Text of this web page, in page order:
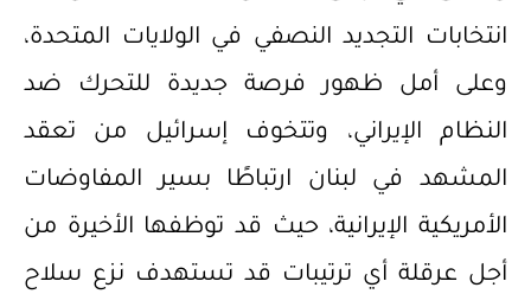
انتخابات التجديد النصفي في الولايات المتحدة،
وعلى أمل ظهور فرصة جديدة للتحرك ضد
النظام الإيراني، وتتخوف إسرائيل من تعقد
المشهد في لبنان ارتباطًا بسير المفاوضات
الأمريكية الإيرانية، حيث قد توظفها الأخيرة من
أجل عرقلة أي ترتيبات قد تستهدف نزع سلاح